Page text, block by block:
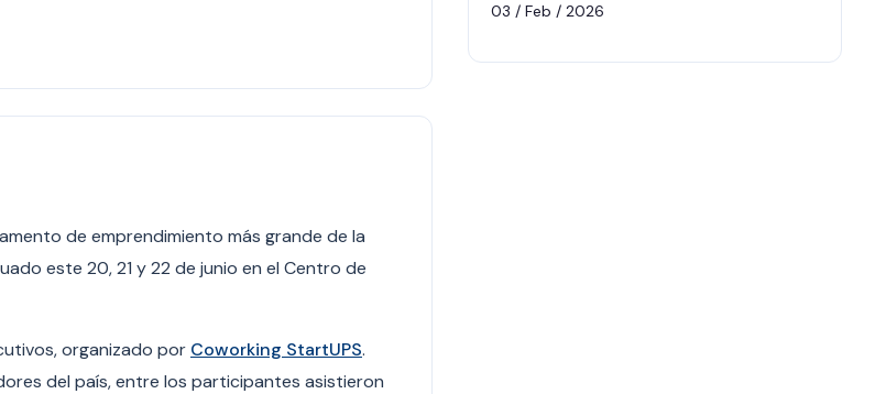
de emprendimiento más grande de la
este 20, 21 y 22 de junio en el Centro de
organizado por Coworking StartUPS.
del país, entre los participantes asistieron
03 / Feb / 2026